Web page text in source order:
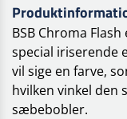
BSB Chroma
special iriserende
vil sige en farve,
hvilken vinkel den
sæbebobler.